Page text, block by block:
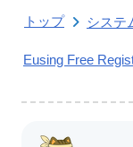
トップ システ
Eusing Free